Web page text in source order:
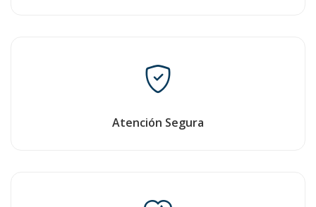
Atención Segura